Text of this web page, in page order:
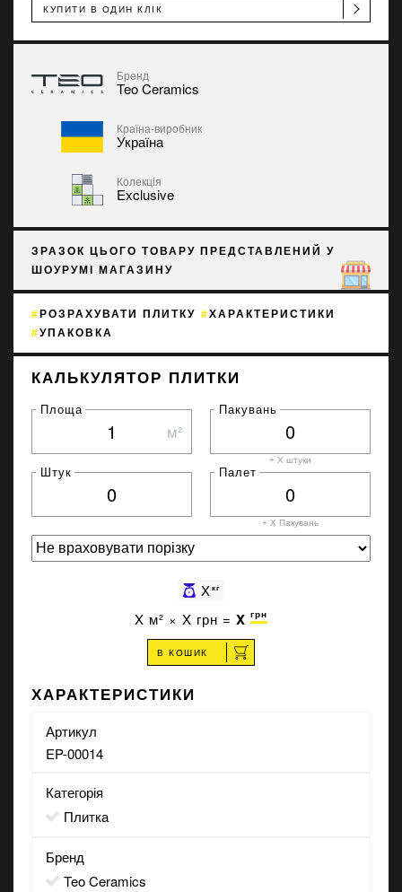
КУПИТИ В ОДИН КЛІК
Бренд
Teo Ceramics
Країна-виробник
Україна
Колекція
Exclusive
ЗРАЗОК ЦЬОГО ТОВАРУ ПРЕДСТАВЛЕНИЙ У
ШОУРУМІ МАГАЗИНУ
РОЗРАХУВАТИ ПЛИТКУ
ХАРАКТЕРИСТИКИ
УПАКОВКА
КАЛЬКУЛЯТОР ПЛИТКИ
Площа
м²
Пакувань
+ X штуки
Штук Палет
+ X Пакувань
Xкг
X м² × X грн = X грн
В КОШИК
ХАРАКТЕРИСТИКИ
Артикул
EP-00014
Категорія
Плитка
Бренд
Teo Ceramics